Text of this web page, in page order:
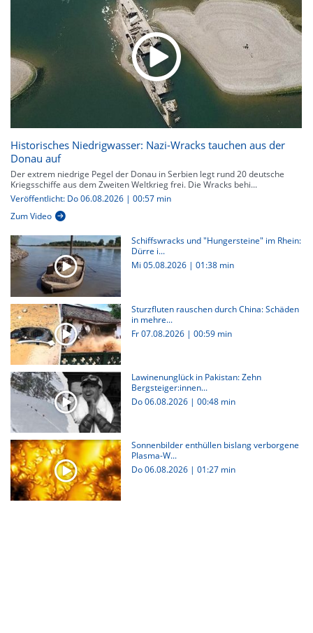
Historisches Niedrigwasser: Nazi-Wracks tauchen aus der
Donau auf
Der extrem niedrige Pegel der Donau in Serbien legt rund 20 deutsche
Kriegsschiffe aus dem Zweiten Weltkrieg frei. Die Wracks behi...
Veröffentlicht: Do 06.08.2026 | 00:57 min
Zum Video
Schiffswracks und "Hungersteine" im Rhein:
Dürre i...
Mi 05.08.2026 | 01:38 min
Sturzfluten rauschen durch China: Schäden
in mehre...
Fr 07.08.2026 | 00:59 min
Lawinenunglück in Pakistan: Zehn
Bergsteiger:innen...
Do 06.08.2026 | 00:48 min
Sonnenbilder enthüllen bislang verborgene
Plasma-W...
Do 06.08.2026 | 01:27 min